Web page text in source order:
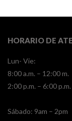
HORARIO DE
Lun- Vie:
8:00 a.m. – 12:00 m.
2:00 p.m. – 6:00 p.m.
​​Sábado: 9am – 2pm